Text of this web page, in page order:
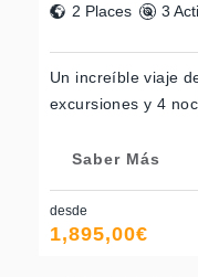
2 Places
3
Un increíble viaje
excursiones y 4
Saber Más
desde
1,895,00€